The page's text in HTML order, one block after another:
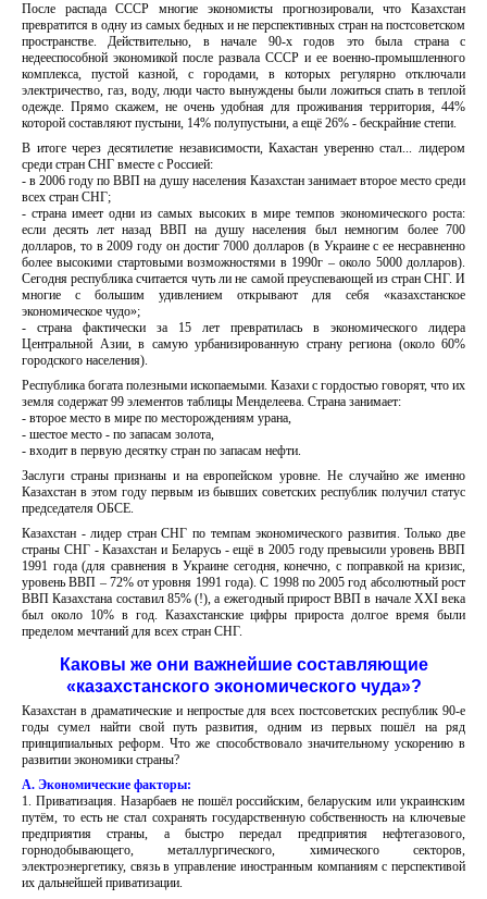
После распада СССР многие экономисты прогнозировали, что Казахстан
превратится в одну из самых бедных и не перспективных стран на постсоветском
пространстве. Действительно, в начале 90-х годов это была страна с
недееспособной экономикой после развала СССР и ее военно-промышленного
комплекса, пустой казной, с городами, в которых регулярно отключали
электричество, газ, воду, люди часто вынуждены были ложиться спать в теплой
одежде. Прямо скажем, не очень удобная для проживания территория, 44%
которой составляют пустыни, 14% полупустыни, а ещё 26% - бескрайние степи.
В итоге через десятилетие независимости, Кахастан уверенно стал... лидером
среди стран СНГ вместе с Россией:
- в 2006 году по ВВП на душу населения Казахстан занимает второе место среди
всех стран СНГ;
- страна имеет одни из самых высоких в мире темпов экономического роста:
если десять лет назад ВВП на душу населения был немногим более 700
долларов, то в 2009 году он достиг 7000 долларов (в Украине с ее несравненно
более высокими стартовыми возможностями в 1990г – около 5000 долларов).
Сегодня республика считается чуть ли не самой преуспевающей из стран СНГ. И
многие с большим удивлением открывают для себя «казахстанское
экономическое чудо»;
- страна фактически за 15 лет превратилась в экономического лидера
Центральной Азии, в самую урбанизированную страну региона (около 60%
городского населения).
Республика богата полезными ископаемыми. Казахи с гордостью говорят, что их
земля содержат 99 элементов таблицы Менделеева. Страна занимает:
- второе место в мире по месторождениям урана,
- шестое место - по запасам золота,
- входит в первую десятку стран по запасам нефти.
Заслуги страны признаны и на европейском уровне. Не случайно же именно
Казахстан в этом году первым из бывших советских республик получил статус
председателя ОБСЕ.
Казахстан - лидер стран СНГ по темпам экономического развития. Только две
страны СНГ - Казахстан и Беларусь - ещё в 2005 году превысили уровень ВВП
1991 года (для сравнения в Украине сегодня, конечно, с поправкой на кризис,
уровень ВВП – 72% от уровня 1991 года). С 1998 по 2005 год абсолютный рост
ВВП Казахстана составил 85% (!), а ежегодный прирост ВВП в начале ХХI века
был около 10% в год. Казахстанские цифры прироста долгое время были
пределом мечтаний для всех стран СНГ.
Каковы же они важнейшие составляющие
«казахстанского экономического чуда»?
Казахстан в драматические и непростые для всех постсоветских республик 90-е
годы сумел найти свой путь развития, одним из первых пошёл на ряд
принципиальных реформ. Что же способствовало значительному ускорению в
развитии экономики страны?
А. Экономические факторы:
1. Приватизация. Назарбаев не пошёл российским, беларуским или украинским
путём, то есть не стал сохранять государственную собственность на ключевые
предприятия страны, а быстро передал предприятия нефтегазового,
горнодобывающего, металлургического, химического секторов,
электроэнергетику, связь в управление иностранным компаниям с перспективой
их дальнейшей приватизации.